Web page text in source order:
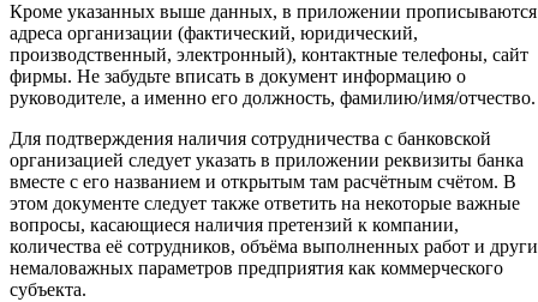
Кроме указанных выше данных, в приложении прописываются
адреса организации (фактический, юридический,
производственный, электронный), контактные телефоны, сайт
фирмы. Не забудьте вписать в документ информацию о
руководителе, а именно его должность, фамилию/имя/отчество.
Для подтверждения наличия сотрудничества с банковской
организацией следует указать в приложении реквизиты банка
вместе с его названием и открытым там расчётным счётом. В
этом документе следует также ответить на некоторые важные
вопросы, касающиеся наличия претензий к компании,
количества её сотрудников, объёма выполненных работ и
немаловажных параметров предприятия как коммерческого
субъекта.